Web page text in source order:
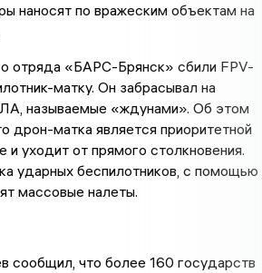
наносят по вражеским объектам на
отряда «БАРС-Брянск» сбили FPV-
матку. Он забрасывал на
называемые «ждунами». Об этом
матка является приоритетной
уходит от прямого столкновения.
ударных беспилотников, с помощью
массовые налеты.
что более 160 государств